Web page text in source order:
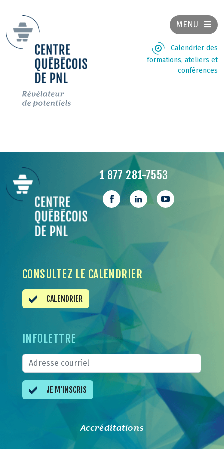
MENU
Calendrier des
formations, ateliers et
conférences
1 877 281-7553
CONSULTEZ LE CALENDRIER
CALENDRIER
INFOLETTRE
JE M'INSCRIS
Accréditations